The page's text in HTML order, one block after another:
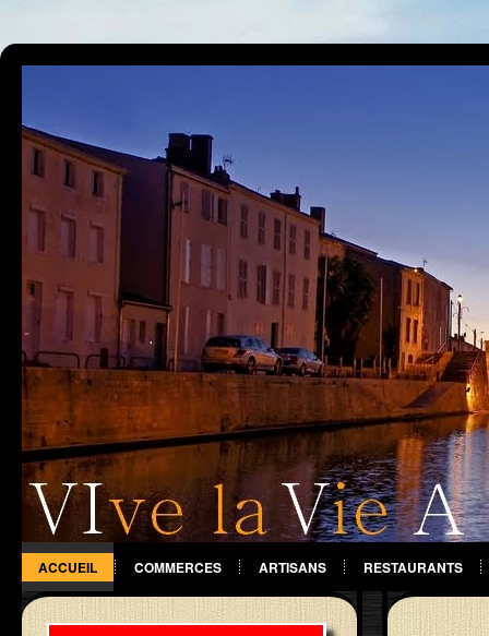
ACCUEIL COMMERCES ARTISANS RESTAURANTS
DIVERS